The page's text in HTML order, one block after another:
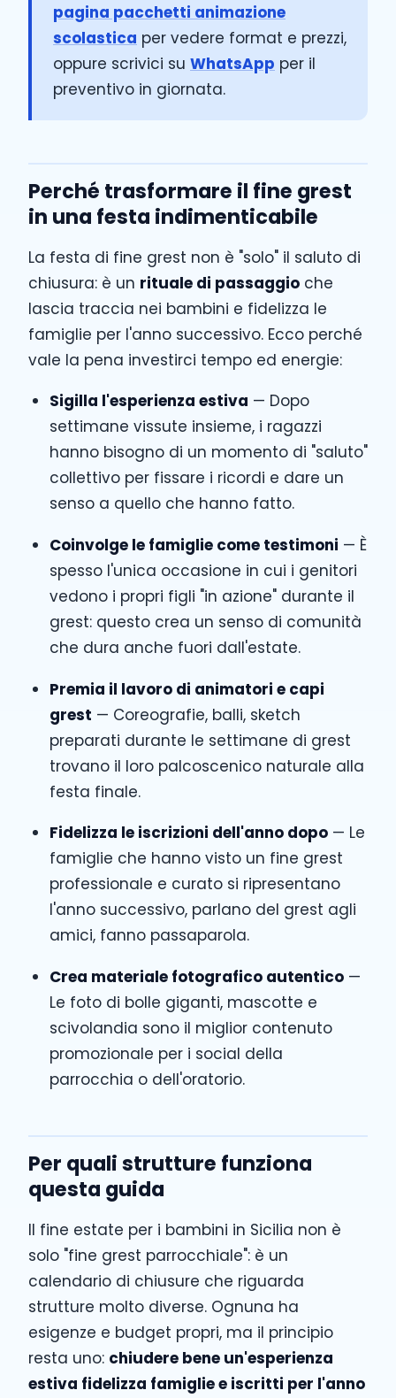
pagina pacchetti animazione
scolastica per vedere format e prezzi,
oppure scrivici su WhatsApp per il
preventivo in giornata.
Perché trasformare il fine grest
in una festa indimenticabile
La festa di fine grest non è "solo" il saluto di
chiusura: è un rituale di passaggio che
lascia traccia nei bambini e fidelizza le
famiglie per l'anno successivo. Ecco perché
vale la pena investirci tempo ed energie:
Sigilla l'esperienza estiva — Dopo
settimane vissute insieme, i ragazzi
hanno bisogno di un momento di "saluto"
collettivo per fissare i ricordi e dare un
senso a quello che hanno fatto.
Coinvolge le famiglie come testimoni — È
spesso l'unica occasione in cui i genitori
vedono i propri figli "in azione" durante il
grest: questo crea un senso di comunità
che dura anche fuori dall'estate.
Premia il lavoro di animatori e capi
grest — Coreografie, balli, sketch
preparati durante le settimane di grest
trovano il loro palcoscenico naturale alla
festa finale.
Fidelizza le iscrizioni dell'anno dopo — Le
famiglie che hanno visto un fine grest
professionale e curato si ripresentano
l'anno successivo, parlano del grest agli
amici, fanno passaparola.
Crea materiale fotografico autentico —
Le foto di bolle giganti, mascotte e
scivolandia sono il miglior contenuto
promozionale per i social della
parrocchia o dell'oratorio.
Per quali strutture funziona
questa guida
Il fine estate per i bambini in Sicilia non è
solo "fine grest parrocchiale": è un
calendario di chiusure che riguarda
strutture molto diverse. Ognuna ha
esigenze e budget propri, ma il principio
resta uno: chiudere bene un'esperienza
estiva fidelizza famiglie e iscritti per l'anno